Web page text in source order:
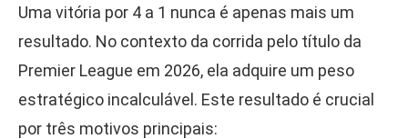
Uma vitória por 4 a 1 nunca é apenas mais um
resultado. No contexto da corrida pelo título da
Premier League em 2026, ela adquire um peso
estratégico incalculável. Este resultado é crucial
por três motivos principais: